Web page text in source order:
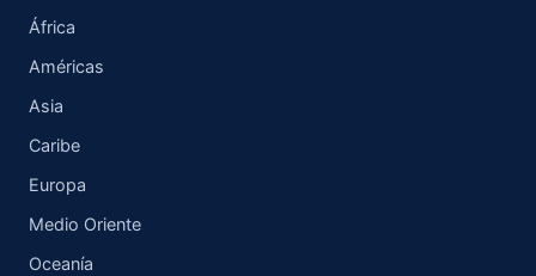
África
Américas
Asia
Caribe
Europa
Medio Oriente
Oceanía